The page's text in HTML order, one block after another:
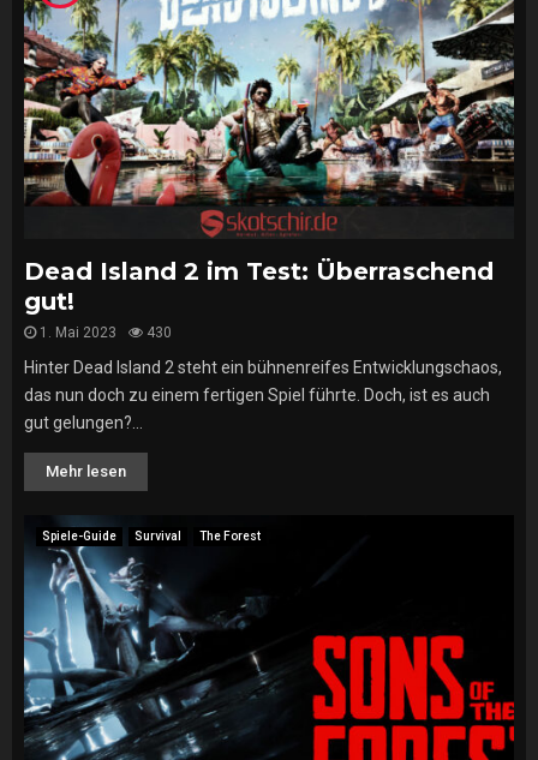
Dead Island 2 im Test: Überraschend
gut!
1. Mai 2023 430
Hinter Dead Island 2 steht ein bühnenreifes Entwicklungschaos,
das nun doch zu einem fertigen Spiel führte. Doch, ist es auch
gut gelungen?...
Mehr lesen
Spiele-Guide Survival The Forest